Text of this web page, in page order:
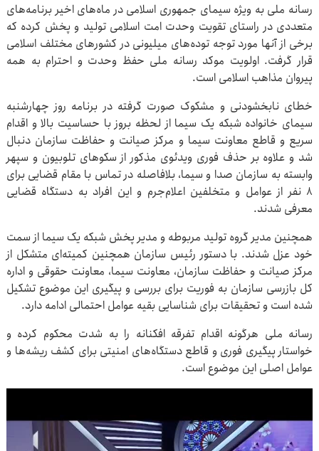
رسانه ملی به ویژه سیمای جمهوری اسلامی در ماه‌های اخیر برنامه‌های
متعددی در راستای تقویت وحدت امت اسلامی تولید و پخش کرده که
برخی از آنها مورد توجه توده‌های میلیونی در کشورهای مختلف اسلامی
قرار گرفت. اولویت موکد رسانه ملی حفظ وحدت و احترام به همه
پیروان مذاهب اسلامی است.
خطای نابخشودنی و مشکوک صورت گرفته در برنامه روز چهارشنبه
سیمای خانواده شبکه یک سیما از لحظه بروز با حساسیت بالا و اقدام
سریع و قاطع معاونت سیما و مرکز صیانت و حفاظت سازمان دنبال
شد و علاوه بر حذف فوری ویدئوی مذکور از سکوهای تلوبیون و سپهر
وابسته به سازمان صدا و سیما، بلافاصله در تماس با مقام قضایی برای
۸ نفر از عوامل و متخلفین اعلام‌جرم و این افراد به دستگاه قضایی
معرفی شدند.
همچنین مدیر گروه تولید مربوطه و مدیر پخش شبکه یک سیما از سمت
خود عزل شدند. با دستور رئیس سازمان همچنین کمیته‌ای متشکل از
مرکز صیانت و حفاظت سازمان، معاونت سیما، معاونت حقوقی و اداره
کل بازرسی سازمان به فوریت برای بررسی و پیگیری این موضوع تشکیل
شده است و تحقیقات برای شناسایی بقیه عوامل احتمالی ادامه دارد.
رسانه ملی هرگونه اقدام تفرقه افکنانه را به شدت محکوم کرده و
خواستار پیگیری فوری و قاطع دستگاه‌های امنیتی برای کشف ریشه‌ها و
عوامل اصلی این موضوع است.